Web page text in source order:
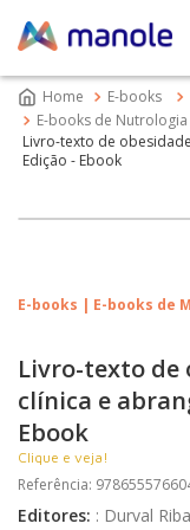
E-books
E-books de Nutrologia
Livro-texto de
Edição - Ebook
E-books | E-books de
Livro-texto de
clínica e
Ebook
Clique e veja!
Referência:
Editores: : Durval